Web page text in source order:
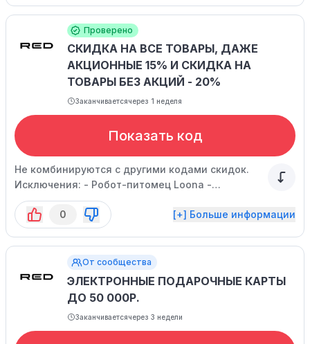
Проверено
СКИДКА НА ВСЕ ТОВАРЫ, ДАЖЕ
АКЦИОННЫЕ 15% И СКИДКА НА
ТОВАРЫ БЕЗ АКЦИЙ - 20%
Заканчиваетсячерез 1 неделя
Показать код
Не комбинируются с другими кодами скидок.
Исключения: - Робот-питомец Loona -
Велосипед RED MARS - Робот-друг RED SOLUTION
SE - Робот-друг RED SOLUTION Air - Кухонная
машина x1000 - Товары на предзаказе - Новинки
0 [+] Больше информации
От сообщества
ЭЛЕКТРОННЫЕ ПОДАРОЧНЫЕ КАРТЫ
ДО 50 000Р.
Заканчиваетсячерез 3 недели